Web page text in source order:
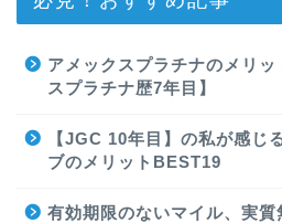
アメックスプラチナのメリ
スプラチナ歴7年目】
【JGC 10年目】の私が感じ
ブのメリットBEST19
有効期限のないマイル、実